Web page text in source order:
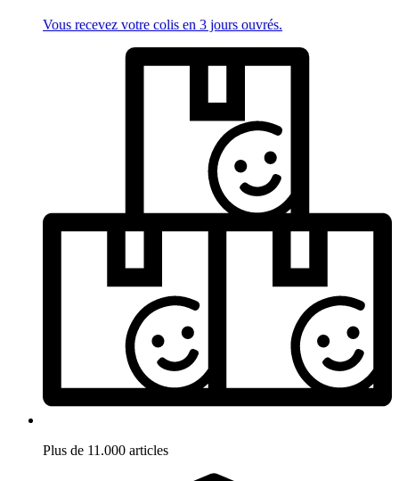
Vous recevez votre colis en 3 jours ouvrés.
Plus de 11.000 articles